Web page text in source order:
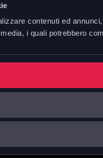
contenuti ed
i quali potrebbero